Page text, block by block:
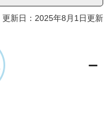
更新日：2025年8月1日更新